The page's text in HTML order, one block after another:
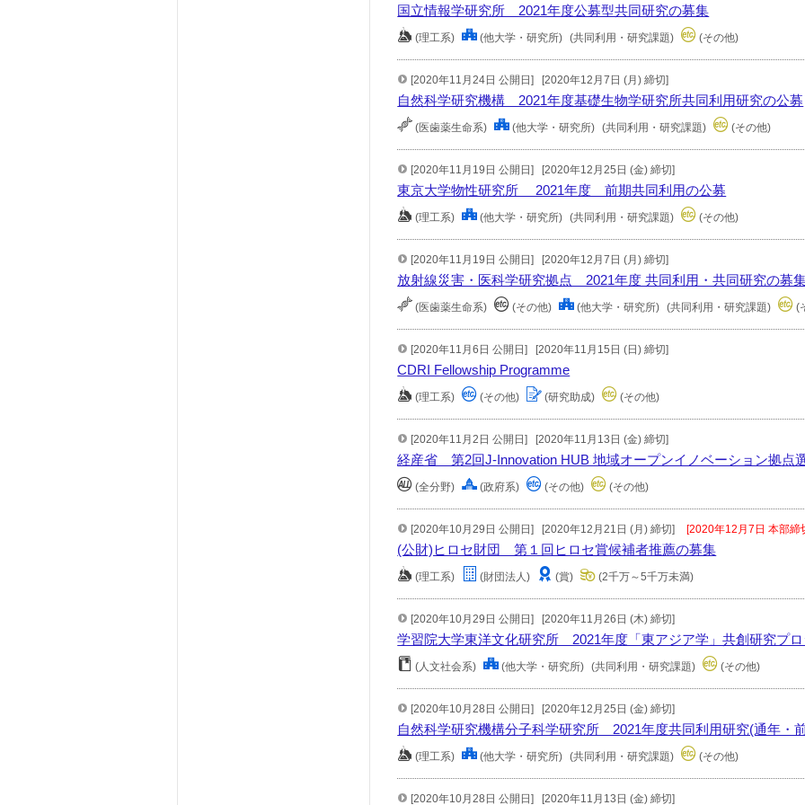
国立情報学研究所 2021年度公募型共同研究の募集
(理工系) (他大学・研究所) (共同利用・研究課題) (その他)
[2020年11月24日 公開日] [2020年12月7日 (月) 締切]
自然科学研究機構 2021年度基礎生物学研究所共同利用研究の公募
(医歯薬生命系) (他大学・研究所) (共同利用・研究課題) (その他)
[2020年11月19日 公開日] [2020年12月25日 (金) 締切]
東京大学物性研究所 2021年度 前期共同利用の公募
(理工系) (他大学・研究所) (共同利用・研究課題) (その他)
[2020年11月19日 公開日] [2020年12月7日 (月) 締切]
放射線災害・医科学研究拠点 2021年度 共同利用・共同研究の募
(医歯薬生命系) (その他) (他大学・研究所) (共同利用・研究課題) (
[2020年11月6日 公開日] [2020年11月15日 (日) 締切]
CDRI Fellowship Programme
(理工系) (その他) (研究助成) (その他)
[2020年11月2日 公開日] [2020年11月13日 (金) 締切]
経産省 第2回J-Innovation HUB 地域オープンイノベーション拠点
(全分野) (政府系) (その他) (その他)
[2020年10月29日 公開日] [2020年12月21日 (月) 締切] [2020年12月7日 本部締
(公財)ヒロセ財団 第１回ヒロセ賞候補者推薦の募集
(理工系) (財団法人) (賞) (2千万～5千万未満)
[2020年10月29日 公開日] [2020年11月26日 (木) 締切]
学習院大学東洋文化研究所 2021年度「東アジア学」共創研究プ
(人文社会系) (他大学・研究所) (共同利用・研究課題) (その他)
[2020年10月28日 公開日] [2020年12月25日 (金) 締切]
自然科学研究機構分子科学研究所 2021年度共同利用研究(通年・
(理工系) (他大学・研究所) (共同利用・研究課題) (その他)
[2020年10月28日 公開日] [2020年11月13日 (金) 締切]